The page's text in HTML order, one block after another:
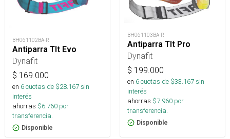
BH061102BA-R
Antiparra Tlt Evo
Dynafit
$ 169.000
en 6cuotas de $28.167sin
interés
ahorras $6.760 por
transferencia.
Disponible
BH061103BA-R
Antiparra Tlt Pro
Dynafit
$ 199.000
en 6cuotas de $33.167sin
interés
ahorras $7.960 por
transferencia.
Disponible